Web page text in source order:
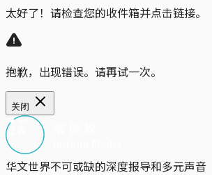
太好了！请检查您的收件箱并点击链接。
抱歉，出现错误。请再试一次。
关闭
华文世界不可或缺的深度报导和多元声音